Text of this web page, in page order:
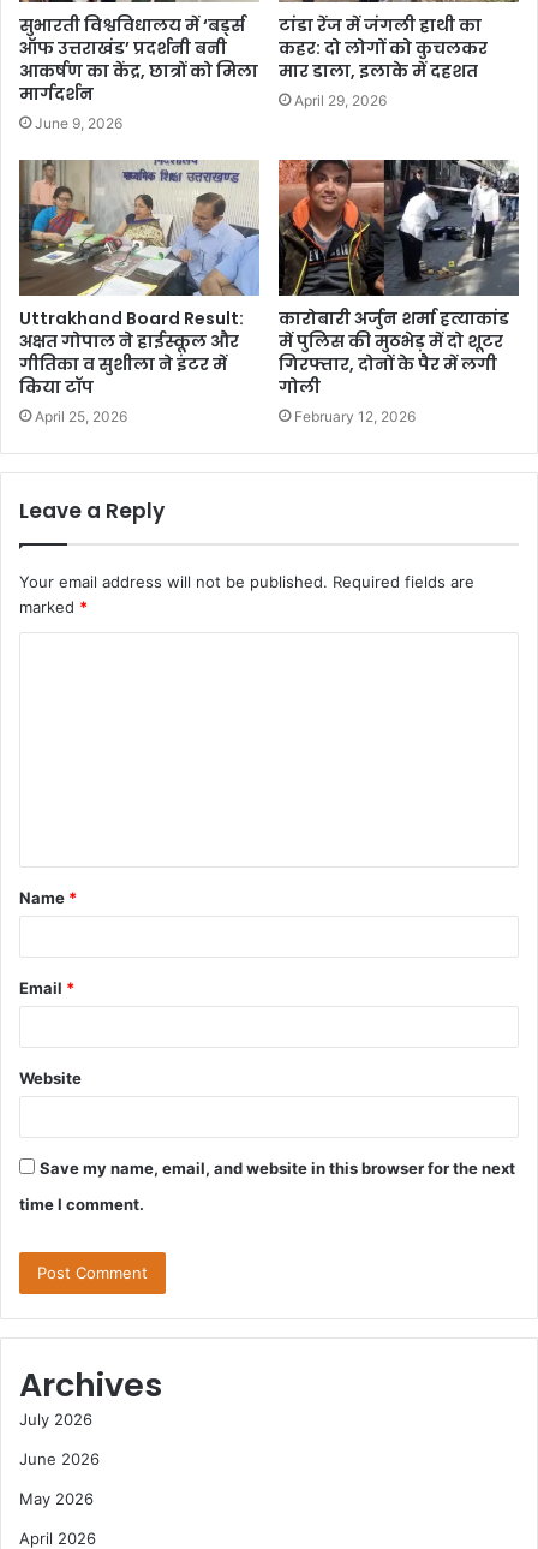
सुभारती विश्वविधालय में ‘बर्ड्स
ऑफ उत्तराखंड’ प्रदर्शनी बनी
आकर्षण का केंद्र, छात्रों को मिला
मार्गदर्शन
June 9, 2026
टांडा रेंज में जंगली हाथी का
कहर: दो लोगों को कुचलकर
मार डाला, इलाके में दहशत
April 29, 2026
Uttrakhand Board Result:
अक्षत गोपाल ने हाईस्कूल और
गीतिका व सुशीला ने इंटर में
किया टॉप
April 25, 2026
कारोबारी अर्जुन शर्मा हत्याकांड
में पुलिस की मुठभेड़ में दो शूटर
गिरफ्तार, दोनों के पैर में लगी
गोली
February 12, 2026
Leave a Reply
Your email address will not be published. Required fields are
marked *
t
*
Name *
Email *
Website
Save my name, email, and website in this browser for the next
time I comment.
Archives
July 2026
June 2026
May 2026
April 2026